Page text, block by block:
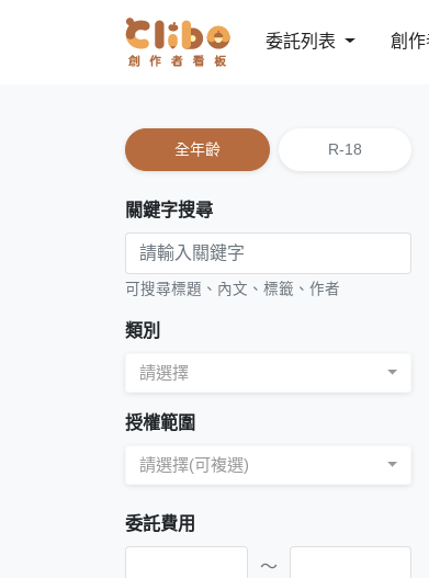
委託列表 創作
全年齡 R-18
關鍵字搜尋
可搜尋標題、內文、標籤、作者
類別
請選擇
授權範圍
請選擇(可複選)
委託費用
～